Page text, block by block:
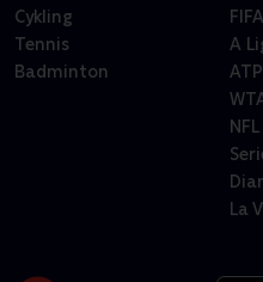
Cykling
Tennis
Badminton
A
ATP
NFL
La